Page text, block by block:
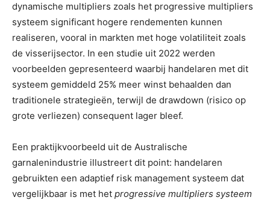
dynamische multipliers zoals het progressive multipliers
systeem significant hogere rendementen kunnen
realiseren, vooral in markten met hoge volatiliteit zoals
de visserijsector. In een studie uit 2022 werden
voorbeelden gepresenteerd waarbij handelaren met dit
systeem gemiddeld 25% meer winst behaalden dan
traditionele strategieën, terwijl de drawdown (risico op
grote verliezen) consequent lager bleef.
Een praktijkvoorbeeld uit de Australische
garnalenindustrie illustreert dit point: handelaren
gebruikten een adaptief risk management systeem dat
vergelijkbaar is met het progressive multipliers systeem